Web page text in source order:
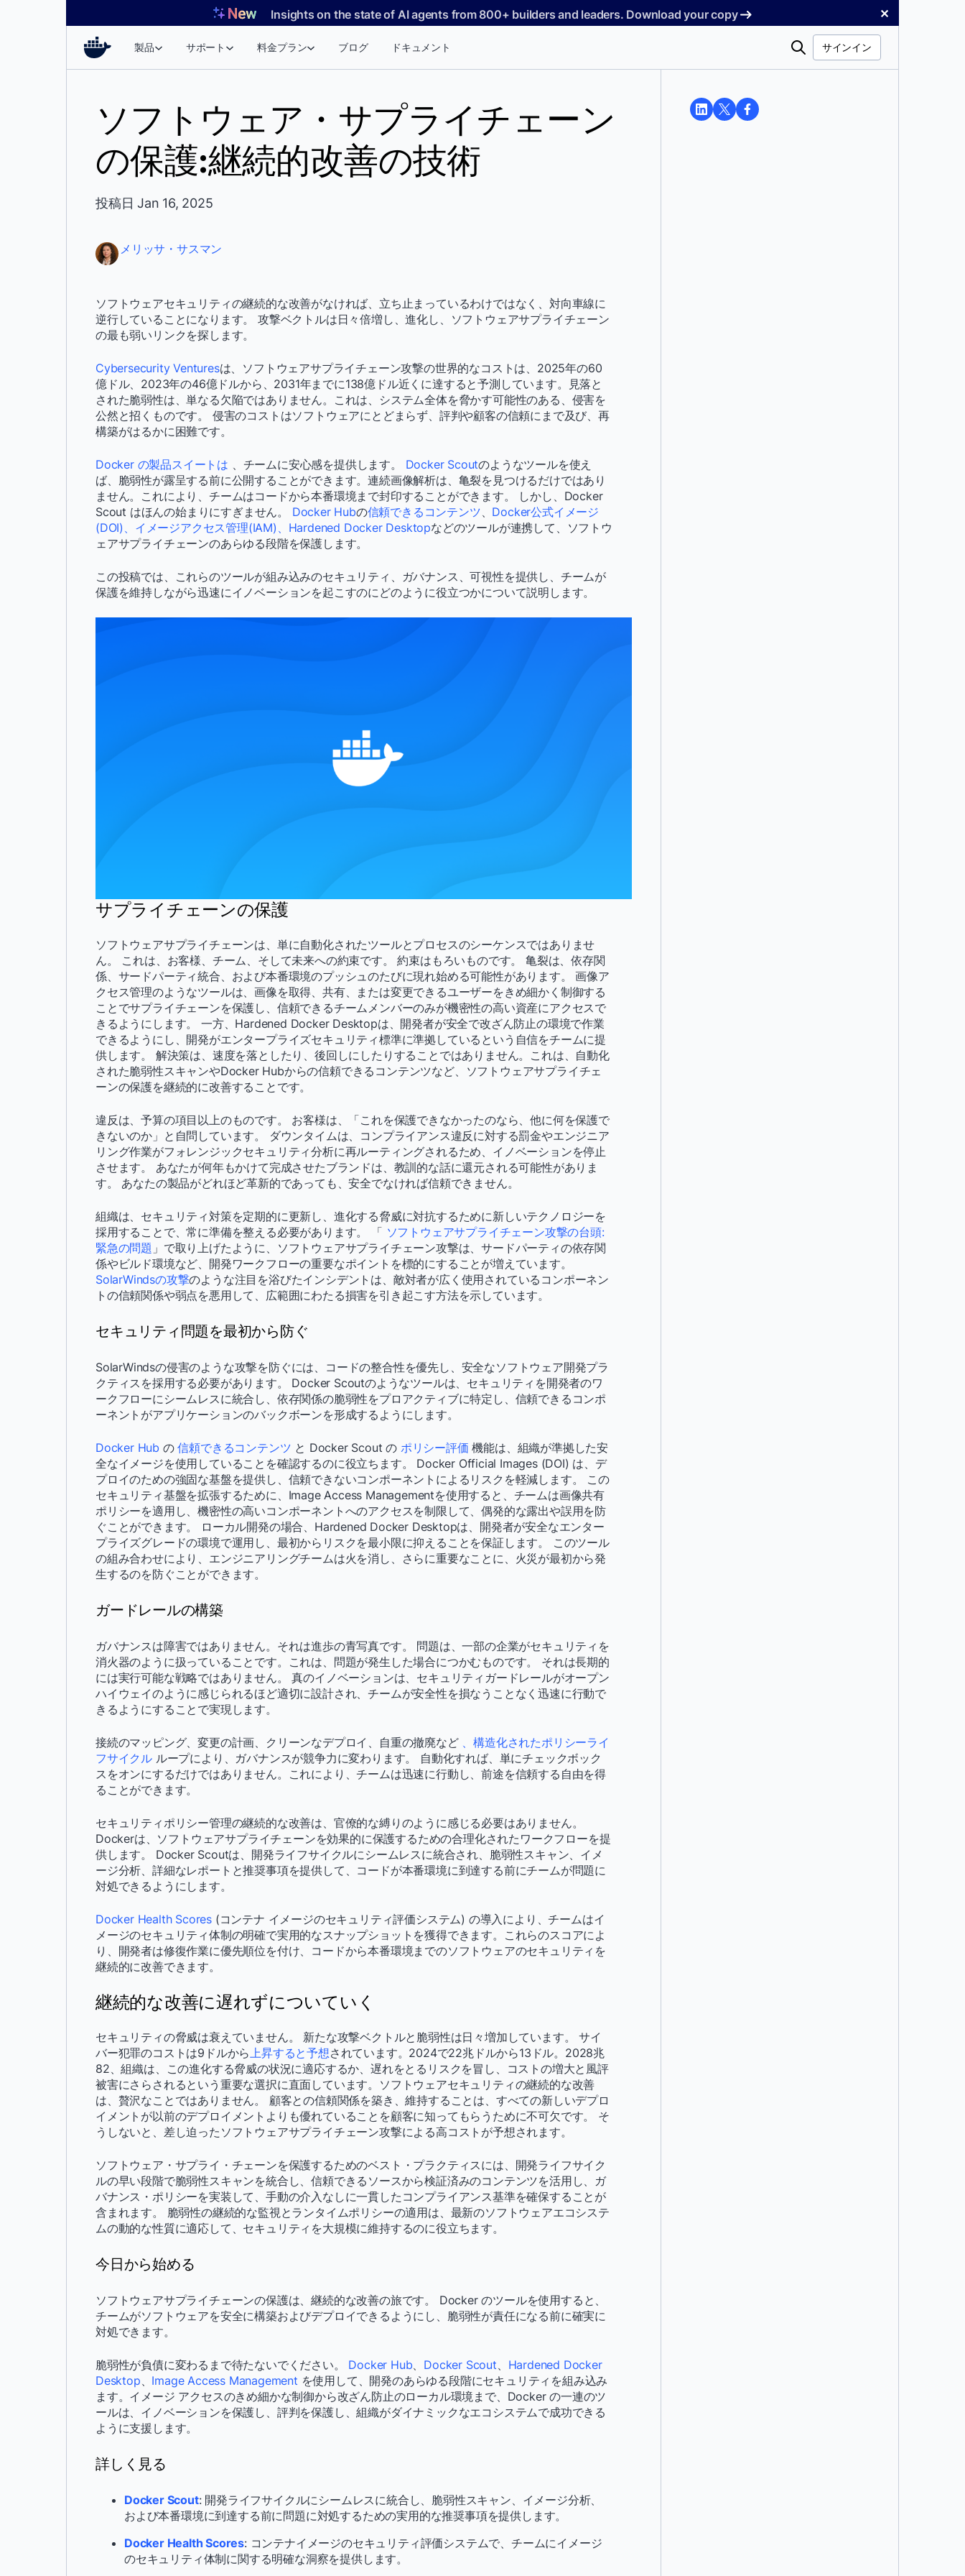
Insights on the state of AI agents from 800+ builders and leaders. Download your copy ✕
製品 サポート 料金プラン ブログ ドキュメント
検
サインイン
ソフトウェア・サプライチェーン
の保護:継続的改善の技術
投稿日 Jan 16, 2025
メリッサ・サスマン
ソフトウェアセキュリティの継続的な改善がなければ、立ち止まっているわけではなく、対向車線に
逆行していることになります。 攻撃ベクトルは日々倍増し、進化し、ソフトウェアサプライチェーン
の最も弱いリンクを探します。
Cybersecurity Venturesは、ソフトウェアサプライチェーン攻撃の世界的なコストは、2025年の60
億ドル、2023年の46億ドルから、2031年までに138億ドル近くに達すると予測しています。見落と
された脆弱性は、単なる欠陥ではありません。これは、システム全体を脅かす可能性のある、侵害を
公然と招くものです。 侵害のコストはソフトウェアにとどまらず、評判や顧客の信頼にまで及び、再
構築がはるかに困難です。
Docker の製品スイートは 、チームに安心感を提供します。 Docker Scoutのようなツールを使え
ば、脆弱性が露呈する前に公開することができます。連続画像解析は、亀裂を見つけるだけではあり
ません。これにより、チームはコードから本番環境まで封印することができます。 しかし、Docker
Scout はほんの始まりにすぎません。 Docker Hubの信頼できるコンテンツ、 Docker公式イメージ
(DOI)、 イメージアクセス管理(IAM)、 Hardened Docker Desktopなどのツールが連携して、ソフトウ
ェアサプライチェーンのあらゆる段階を保護します。
この投稿では、これらのツールが組み込みのセキュリティ、ガバナンス、可視性を提供し、チームが
保護を維持しながら迅速にイノベーションを起こすのにどのように役立つかについて説明します。
サプライチェーンの保護
ソフトウェアサプライチェーンは、単に自動化されたツールとプロセスのシーケンスではありませ
ん。 これは、お客様、チーム、そして未来への約束です。 約束はもろいものです。 亀裂は、依存関
係、サードパーティ統合、および本番環境のプッシュのたびに現れ始める可能性があります。 画像ア
クセス管理のようなツールは、画像を取得、共有、または変更できるユーザーをきめ細かく制御する
ことでサプライチェーンを保護し、信頼できるチームメンバーのみが機密性の高い資産にアクセスで
きるようにします。 一方、Hardened Docker Desktopは、開発者が安全で改ざん防止の環境で作業
できるようにし、開発がエンタープライズセキュリティ標準に準拠しているという自信をチームに提
供します。 解決策は、速度を落としたり、後回しにしたりすることではありません。これは、自動化
された脆弱性スキャンやDocker Hubからの信頼できるコンテンツなど、ソフトウェアサプライチェ
ーンの保護を継続的に改善することです。
違反は、予算の項目以上のものです。 お客様は、「これを保護できなかったのなら、他に何を保護で
きないのか」と自問しています。 ダウンタイムは、コンプライアンス違反に対する罰金やエンジニア
リング作業がフォレンジックセキュリティ分析に再ルーティングされるため、イノベーションを停止
させます。 あなたが何年もかけて完成させたブランドは、教訓的な話に還元される可能性がありま
す。 あなたの製品がどれほど革新的であっても、安全でなければ信頼できません。
組織は、セキュリティ対策を定期的に更新し、進化する脅威に対抗するために新しいテクノロジーを
採用することで、常に準備を整える必要があります。 「 ソフトウェアサプライチェーン攻撃の台頭:
緊急の問題 」で取り上げたように、ソフトウェアサプライチェーン攻撃は、サードパーティの依存関
係やビルド環境など、開発ワークフローの重要なポイントを標的にすることが増えています。
SolarWindsの攻撃のような注目を浴びたインシデントは、敵対者が広く使用されているコンポーネン
トの信頼関係や弱点を悪用して、広範囲にわたる損害を引き起こす方法を示しています。
セキュリティ問題を最初から防ぐ
SolarWindsの侵害のような攻撃を防ぐには、コードの整合性を優先し、安全なソフトウェア開発プラ
クティスを採用する必要があります。 Docker Scoutのようなツールは、セキュリティを開発者のワ
ークフローにシームレスに統合し、依存関係の脆弱性をプロアクティブに特定し、信頼できるコンポ
ーネントがアプリケーションのバックボーンを形成するようにします。
Docker Hub の信頼できるコンテンツ と Docker Scout の ポリシー評価 機能は、組織が準拠した安
全なイメージを使用していることを確認するのに役立ちます。 Docker Official Images (DOI) は、デ
プロイのための強固な基盤を提供し、信頼できないコンポーネントによるリスクを軽減します。 この
セキュリティ基盤を拡張するために、Image Access Managementを使用すると、チームは画像共有
ポリシーを適用し、機密性の高いコンポーネントへのアクセスを制限して、偶発的な露出や誤用を防
ぐことができます。 ローカル開発の場合、Hardened Docker Desktopは、開発者が安全なエンター
プライズグレードの環境で運用し、最初からリスクを最小限に抑えることを保証します。 このツール
の組み合わせにより、エンジニアリングチームは火を消し、さらに重要なことに、火災が最初から発
生するのを防ぐことができます。
ガードレールの構築
ガバナンスは障害ではありません。それは進歩の青写真です。 問題は、一部の企業がセキュリティを
消火器のように扱っていることです。これは、問題が発生した場合につかむものです。 それは長期的
には実行可能な戦略ではありません。 真のイノベーションは、セキュリティガードレールがオープン
ハイウェイのように感じられるほど適切に設計され、チームが安全性を損なうことなく迅速に行動で
きるようにすることで実現します。
接続のマッピング、変更の計画、クリーンなデプロイ、自重の撤廃など 、構造化されたポリシーライ
フサイクル ループにより、ガバナンスが競争力に変わります。 自動化すれば、単にチェックボック
スをオンにするだけではありません。これにより、チームは迅速に行動し、前途を信頼する自由を得
ることができます。
セキュリティポリシー管理の継続的な改善は、官僚的な縛りのように感じる必要はありません。
Dockerは、ソフトウェアサプライチェーンを効果的に保護するための合理化されたワークフローを提
供します。 Docker Scoutは、開発ライフサイクルにシームレスに統合され、脆弱性スキャン、イメ
ージ分析、詳細なレポートと推奨事項を提供して、コードが本番環境に到達する前にチームが問題に
対処できるようにします。
Docker Health Scores (コンテナ イメージのセキュリティ評価システム) の導入により、チームはイ
メージのセキュリティ体制の明確で実用的なスナップショットを獲得できます。これらのスコアによ
り、開発者は修復作業に優先順位を付け、コードから本番環境までのソフトウェアのセキュリティを
継続的に改善できます。
継続的な改善に遅れずについていく
セキュリティの脅威は衰えていません。 新たな攻撃ベクトルと脆弱性は日々増加しています。 サイ
バー犯罪のコストは9ドルから上昇すると予想されています。2024で22兆ドルから13ドル。2028兆
82、組織は、この進化する脅威の状況に適応するか、遅れをとるリスクを冒し、コストの増大と風評
被害にさらされるという重要な選択に直面しています。ソフトウェアセキュリティの継続的な改善
は、贅沢なことではありません。 顧客との信頼関係を築き、維持することは、すべての新しいデプロ
イメントが以前のデプロイメントよりも優れていることを顧客に知ってもらうために不可欠です。 そ
うしないと、差し迫ったソフトウェアサプライチェーン攻撃による高コストが予想されます。
ソフトウェア・サプライ・チェーンを保護するためのベスト・プラクティスには、開発ライフサイク
ルの早い段階で脆弱性スキャンを統合し、信頼できるソースから検証済みのコンテンツを活用し、ガ
バナンス・ポリシーを実装して、手動の介入なしに一貫したコンプライアンス基準を確保することが
含まれます。 脆弱性の継続的な監視とランタイムポリシーの適用は、最新のソフトウェアエコシステ
ムの動的な性質に適応して、セキュリティを大規模に維持するのに役立ちます。
今日から始める
ソフトウェアサプライチェーンの保護は、継続的な改善の旅です。 Docker のツールを使用すると、
チームがソフトウェアを安全に構築およびデプロイできるようにし、脆弱性が責任になる前に確実に
対処できます。
脆弱性が負債に変わるまで待たないでください。 Docker Hub、 Docker Scout、 Hardened Docker
Desktop、 Image Access Management を使用して、開発のあらゆる段階にセキュリティを組み込み
ます。イメージ アクセスのきめ細かな制御から改ざん防止のローカル環境まで、Docker の一連のツ
ールは、イノベーションを保護し、評判を保護し、組織がダイナミックなエコシステムで成功できる
ように支援します。
詳しく見る
Docker Scout: 開発ライフサイクルにシームレスに統合し、脆弱性スキャン、イメージ分析、
および本番環境に到達する前に問題に対処するための実用的な推奨事項を提供します。
Docker Health Scores: コンテナイメージのセキュリティ評価システムで、チームにイメージ
のセキュリティ体制に関する明確な洞察を提供します。